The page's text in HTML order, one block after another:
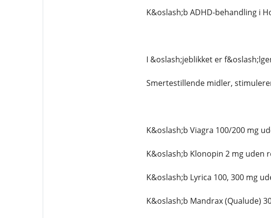
K&oslash;b ADHD-behandling i
I &oslash;jeblikket er
Smertestillende midler,
K&oslash;b Viagra 100/200 mg
K&oslash;b Klonopin 2 mg uden
K&oslash;b Lyrica 100, 300 mg
K&oslash;b Mandrax (Qualude)